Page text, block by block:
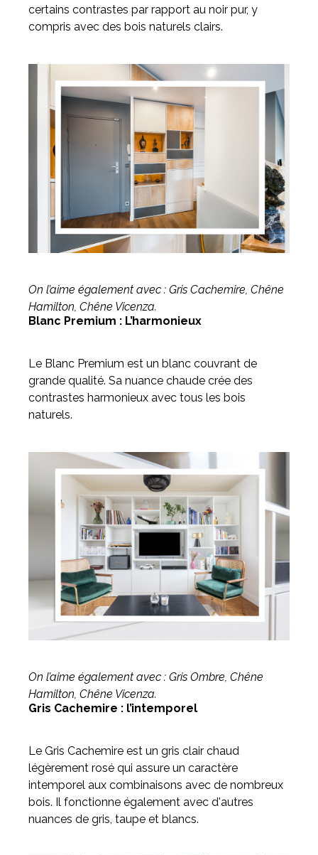
certains contrastes par rapport au noir pur, y
compris avec des bois naturels clairs.
On l’aime également avec : Gris Cachemire, Chêne
Hamilton, Chêne Vicenza.
Blanc Premium : L’harmonieux
Le Blanc Premium est un blanc couvrant de
grande qualité. Sa nuance chaude crée des
contrastes harmonieux avec tous les bois
naturels.
On l’aime également avec : Gris Ombre, Chêne
Hamilton, Chêne Vicenza.
Gris Cachemire : l’intemporel
Le Gris Cachemire est un gris clair chaud
légèrement rosé qui assure un caractère
intemporel aux combinaisons avec de nombreux
bois. Il fonctionne également avec d'autres
nuances de gris, taupe et blancs.